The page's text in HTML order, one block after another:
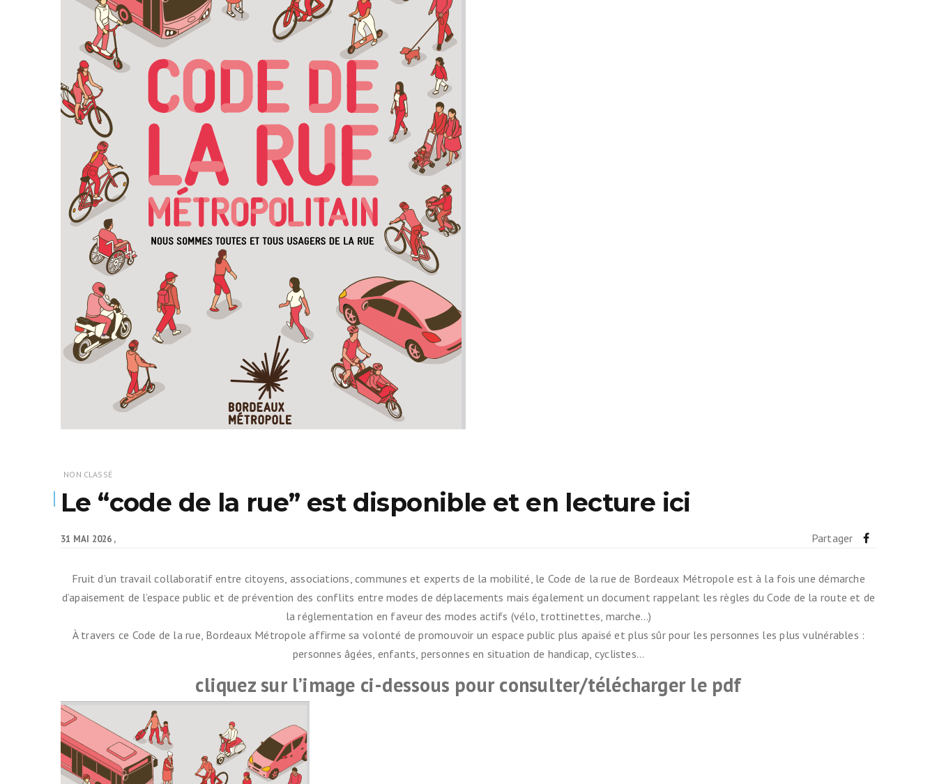
Assemblée Générale du 31
mars 2026, au Marché des
Douves, Bordeaux
Nos partenaires
Statuts et rapports d’activité
Vélo pratique
Aides pour l’achat de votre
vélo à Bordeaux Métropole !
Prêt de vélo par TBM
Conseils aux cyclistes
débutants (ou non)
Louer ou emprunter un vélo
Indemnité kilométrique vélo
Contre le vol
Prendre le train avec son vélo
Cartes & Plans
Entretenir son vélo
Ils nous soutiennent
Analyse de campagne
Bilan d’étape du Plaidoyer
2020>2025
Pour signaler un problème : la
cyclofiche !
NON CLASSÉ
Le “code de la rue” est disponible et en lecture ici
31 MAI 2026 Partager
Fruit d’un travail collaboratif entre citoyens, associations, communes et experts de la mobilité, le Code de la rue de Bordeaux Métropole est à la fois une démarche
d’apaisement de l’espace public et de prévention des conflits entre modes de déplacements mais également un document rappelant les règles du Code de la route et de
la réglementation en faveur des modes actifs (vélo, trottinettes, marche…)
À travers ce Code de la rue, Bordeaux Métropole affirme sa volonté de promouvoir un espace public plus apaisé et plus sûr pour les personnes les plus vulnérables :
personnes âgées, enfants, personnes en situation de handicap, cyclistes…
cliquez sur l’image ci-dessous pour consulter/télécharger le pdf